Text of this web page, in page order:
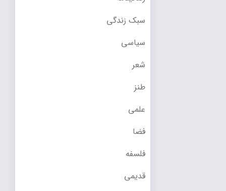
سبک زندگی
سیاسی
شعر
طنز
علمی
فضا
فلسفه
قدیمی